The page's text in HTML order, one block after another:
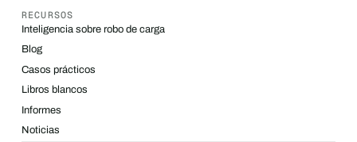
RECURSOS
Inteligencia sobre robo de carga
Blog
Casos prácticos
Libros blancos
Informes
Noticias